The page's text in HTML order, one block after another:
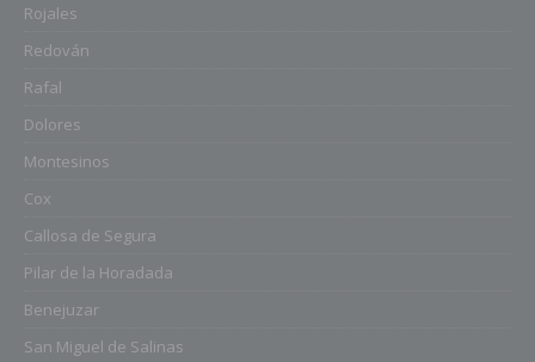
Rojales
Redován
Rafal
Dolores
Montesinos
Cox
Callosa de Segura
Pilar de la Horadada
Benejuzar
San Miguel de Salinas